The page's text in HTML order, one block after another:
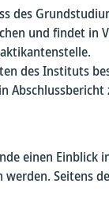
des
und findet
des Instituts
Abschlussbericht
einen Einblick
Seitens